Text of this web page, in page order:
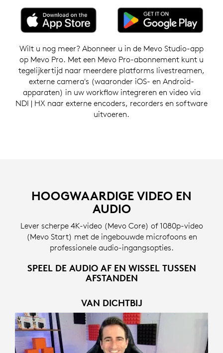
Wilt u nog meer? Abonneer u in de Mevo Studio-app
op Mevo Pro. Met een Mevo Pro-abonnement kunt u
tegelijkertijd naar meerdere platforms livestreamen,
externe camera's (waaronder iOS- en Android-
apparaten) in uw workflow integreren en video via
NDI | HX naar externe encoders, recorders en software
uitvoeren.
HOOGWAARDIGE VIDEO EN
AUDIO
Lever scherpe 4K-video (Mevo Core) of 1080p-video
(Mevo Start) met de ingebouwde microfoons en
professionele audio-ingangsopties.
SPEEL DE AUDIO AF EN WISSEL TUSSEN
AFSTANDEN
VAN DICHTBIJ